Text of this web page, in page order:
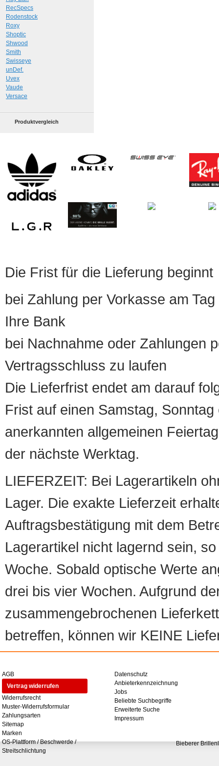
RecSpecs
Rodenstock
Roxy
Shoptic
Shwood
Smith
Swisseye
unDef.
Uvex
Vaude
Versace
Produktvergleich
Die Frist für die Lieferung beginnt
bei Zahlung per Vorkasse am
Ihre Bank
bei Nachnahme oder Zahlungen
Vertragsschluss zu laufen
Die Lieferfrist endet am darauf
Frist auf einen Samstag,
anerkannten allgemeinen
der nächste Werktag.
LIEFERZEIT: Bei Lagerartikeln
Lager. Die exakte Lieferzeit
Auftragsbestätigung mit dem
Lagerartikel nicht lagernd sein,
Woche. Sobald optische Werte
drei bis vier Wochen. Aufgrund
zusammengebrochenen
betreffen, können wir KEINE
AGB
Vertrag widerrufen
Widerrufsrecht
Muster-Widerrufsformular
Zahlungsarten
Sitemap
Marken
OS-Plattform / Beschwerde /
Streitschlichtung
Datenschutz
Anbieterkennzeichnung
Jobs
Beliebte Suchbegriffe
Erweiterte Suche
Impressum
Bieberer